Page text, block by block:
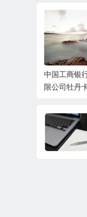
中国工商银
限公司牡丹
卡纠纷一审
书